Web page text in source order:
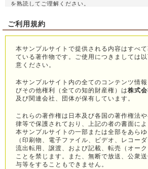
を熟読してご理解ください。
「個人情報」とは個人に関する情報であり、その
個人情報の収集方法は、サンプルサイトをご利用
メールアドレスの個人情報を収集させていただき
す。人種、民族、家系、家柄、本籍地、宗教、政
の加盟に関わる個人情報については、これを収集
弊社が個人情報を収集または利用する目的は、サ
理画面のログイン管理とお知らせメール配信のた
配信はいつでも停止することができます。
ご登録者様の同意なく個人情報を第三者に開示す
ご利用規約
本サンプルサイトで提供される内容はすべ
ている著作物です。ご使用につきましては
意ください。
本サンプルサイト内の全てのコンテンツ情
びその他権利（全ての知的財産権）は株式
及び関連会社、団体が保有しています。
これらの著作権は日本及び各国の著作権法
律等で保護されており、上記の者の書面によ
本サンプルサイトの一部または全部をあら
（印刷物、電子ファイル、ビデオ、レコー
流出転用、譲渡、および記載、転売（オー
ことを禁じます。また、無断で放送、公衆
与等をすることもできません。